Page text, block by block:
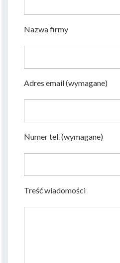
Nazwa firmy
Adres email (wymagane)
Numer tel. (wymagane)
Treść wiadomości